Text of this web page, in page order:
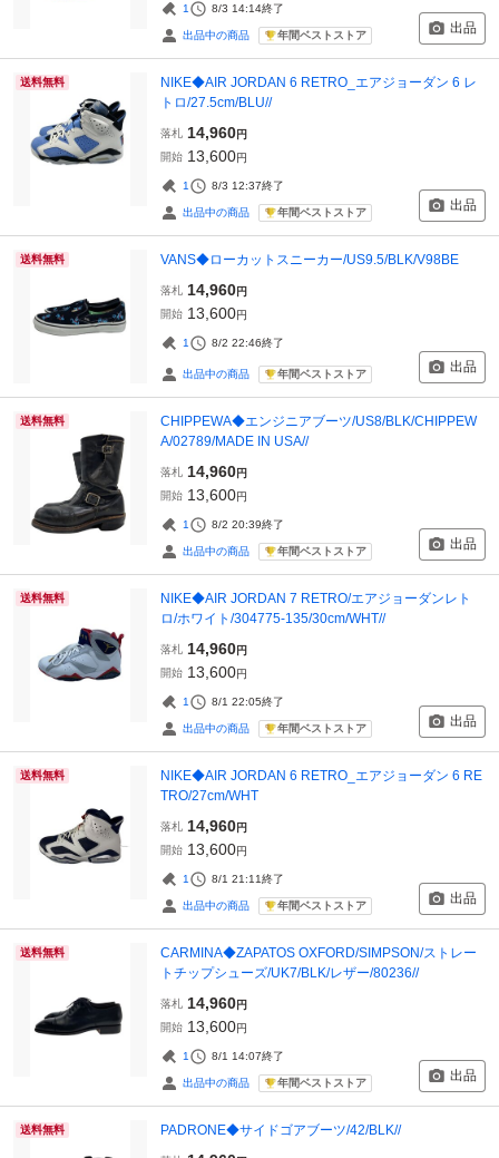
1 8/3 14:14終了
出品中の商品 年間ベストストア 出品
送料無料
NIKE◆AIR JORDAN 6 RETRO_エアジョーダン 6 レ
トロ/27.5cm/BLU//
落札 14,960円
開始 13,600円
1 8/3 12:37終了
出品中の商品 年間ベストストア 出品
送料無料 VANS◆ローカットスニーカー/US9.5/BLK/V98BE
落札 14,960円
開始 13,600円
1 8/2 22:46終了
出品中の商品 年間ベストストア 出品
送料無料
CHIPPEWA◆エンジニアブーツ/US8/BLK/CHIPPEW
A/02789/MADE IN USA//
落札 14,960円
開始 13,600円
1 8/2 20:39終了
出品中の商品 年間ベストストア 出品
送料無料
NIKE◆AIR JORDAN 7 RETRO/エアジョーダンレト
ロ/ホワイト/304775-135/30cm/WHT//
落札 14,960円
開始 13,600円
1 8/1 22:05終了
出品中の商品 年間ベストストア 出品
送料無料
NIKE◆AIR JORDAN 6 RETRO_エアジョーダン 6 RE
TRO/27cm/WHT
落札 14,960円
開始 13,600円
1 8/1 21:11終了
出品中の商品 年間ベストストア 出品
送料無料
CARMINA◆ZAPATOS OXFORD/SIMPSON/ストレー
トチップシューズ/UK7/BLK/レザー/80236//
落札 14,960円
開始 13,600円
1 8/1 14:07終了
出品中の商品 年間ベストストア 出品
送料無料 PADRONE◆サイドゴアブーツ/42/BLK//